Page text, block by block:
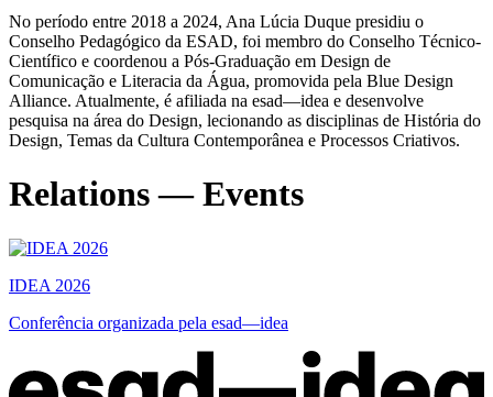
No período entre 2018 a 2024, Ana Lúcia Duque presidiu o
Conselho Pedagógico da ESAD, foi membro do Conselho Técnico-
Científico e coordenou a Pós-Graduação em Design de
Comunicação e Literacia da Água, promovida pela Blue Design
Alliance. Atualmente, é afiliada na esad—idea e desenvolve
pesquisa na área do Design, lecionando as disciplinas de História do
Design, Temas da Cultura Contemporânea e Processos Criativos.
Relations — Events
IDEA 2026
Conferência organizada pela esad—idea